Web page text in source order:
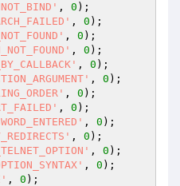
, 0 );
, 0 );
, 0 );
, 0 );
, 0 );
, 0 );
, 0 );
, 0 );
, 0 );
, 0 );
, 0 );
, 0 );
, 0 );